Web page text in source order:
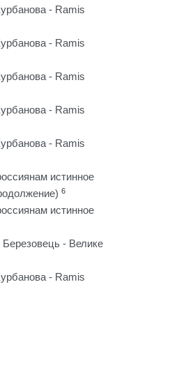
- Ramis
- Ramis
- Ramis
- Ramis
- Ramis
истинное
6
истинное
- Велике
- Ramis